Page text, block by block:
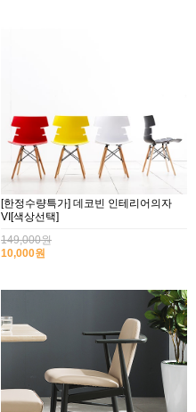
[한정수량특가] 데코빈 인테리어의자
VI[색상선택]
149,000원
10,000원